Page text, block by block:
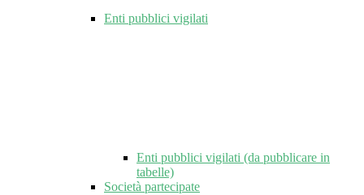
Enti pubblici vigilati
Enti pubblici vigilati (da pubblicare in
tabelle)
Società partecipate